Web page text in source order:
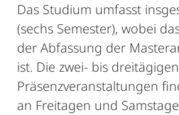
Das Studium umfasst
(sechs Semester), wobei
der Abfassung der
ist. Die zwei- bis dreitägigen
Präsenzveranstaltungen
an Freitagen und